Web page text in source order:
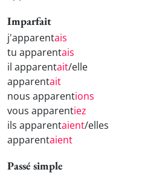
Imparfait
j'apparentais
tu apparentais
il apparentait/elle
apparentait
nous apparentions
vous apparentiez
ils apparentaient/elles
apparentaient
Passé simple